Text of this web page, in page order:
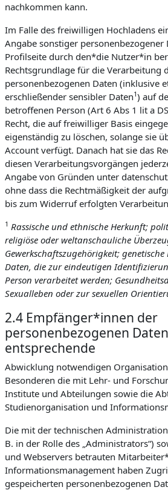
nachkommen kann.
Im Falle des freiwilligen Hochladens
Angabe sonstiger personenbezogener
Profilseite durch den*die Nutzer*in
Rechtsgrundlage für die Verarbeitung
personenbezogenen Daten (inklusive
erschließender sensibler Daten1) auf
betroffenen Person (Art 6 Abs 1 lit a
Recht, die auf freiwilliger Basis
eigenständig zu löschen, solange sie
Account verfügt. Danach hat sie das
diesen Verarbeitungsvorgängen
Angabe von Gründen unter
ohne dass die Rechtmäßigkeit der
bis zum Widerruf erfolgten
1 Rassische und ethnische Herkunft;
religiöse oder weltanschauliche
Gewerkschaftszugehörigkeit;
Daten, die zur eindeutigen
Person verarbeitet werden;
Sexualleben oder zur sexuellen
2.4 Empfänger*innen der
personenbezogenen
entsprechende
Abwicklung notwendigen
Besonderen die mit Lehr- und
Institute und Abteilungen sowie die
Studienorganisation und
Die mit der technischen
B. in der Rolle des „Administrators“)
und Webservers betrauten
Informationsmanagement haben
gespeicherten personenbezogenen